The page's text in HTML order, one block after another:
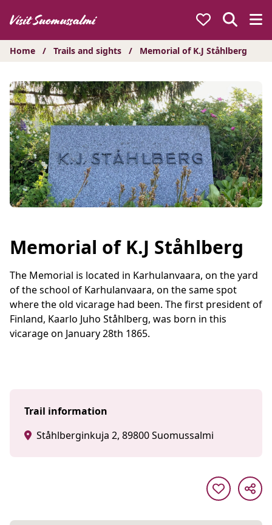
sisältöön
Home / Trails and sights / Memorial of K.J Ståhlberg
Memorial of K.J Ståhlberg
The Memorial is located in Karhulanvaara, on the yard
of the school of Karhulanvaara, on the same spot
where the old vicarage had been. The first president of
Finland, Kaarlo Juho Ståhlberg, was born in this
vicarage on January 28th 1865.
Trail information
Ståhlberginkuja 2, 89800 Suomussalmi